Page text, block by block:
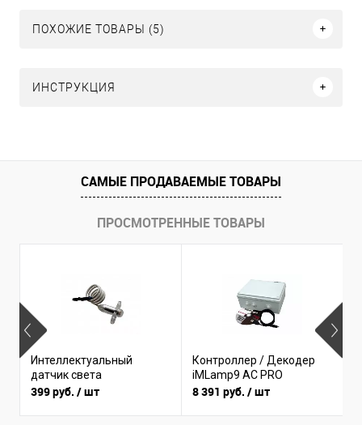
ПОХОЖИЕ ТОВАРЫ (5)
ИНСТРУКЦИЯ
САМЫЕ ПРОДАВАЕМЫЕ ТОВАРЫ
ПРОСМОТРЕННЫЕ ТОВАРЫ
Интеллектуальный
датчик света
399 руб. / шт
Контроллер / Декодер
iMLamp9 AC PRO
8 391 руб. / шт